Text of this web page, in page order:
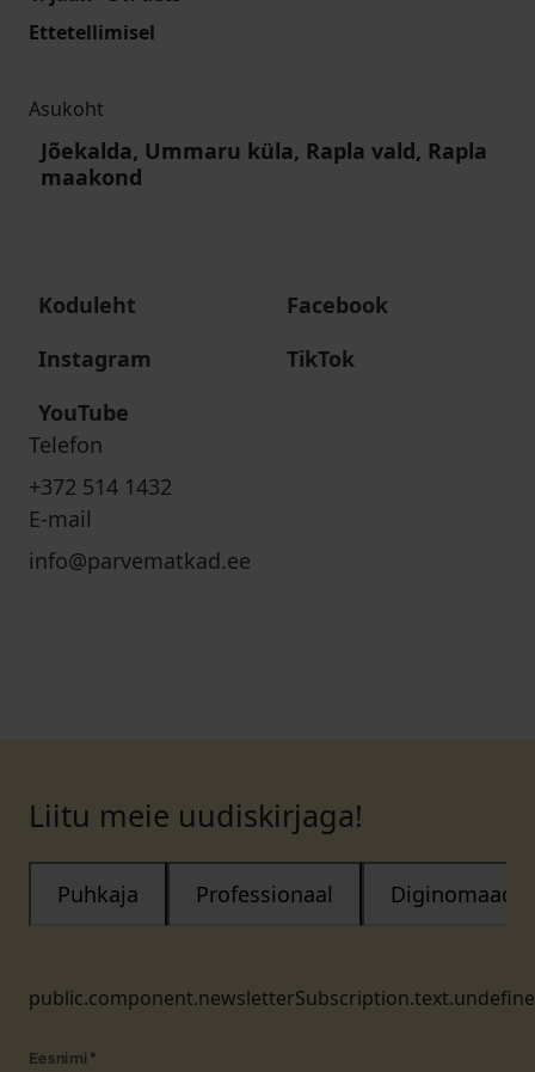
Ettetellimisel
Asukoht
Jõekalda, Ummaru küla, Rapla vald, Rapla
maakond
Koduleht
Facebook
Instagram
TikTok
YouTube
Telefon
+372 514 1432
E-mail
info@parvematkad.ee
Liitu meie uudiskirjaga!
Puhkaja Professionaal Diginomaad
Eesnimi *